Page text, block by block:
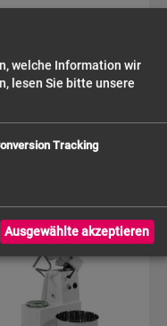
Spiralknethaken
Modell RTF 50TR
2.827,50 €
welche Information wir
lesen Sie bitte unsere
Tracking
Ausgewählte akzeptieren